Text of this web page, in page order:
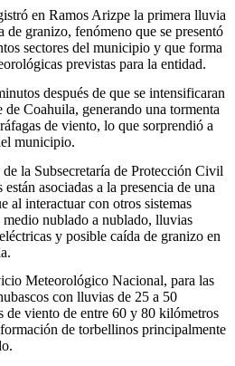
en Ramos Arizpe la primera lluvia
de granizo, fenómeno que se presentó
sectores del municipio y que forma
previstas para la entidad.
después de que se intensificaran
de Coahuila, generando una tormenta
de viento, lo que sorprendió a
municipio.
la Subsecretaría de Protección Civil
asociadas a la presencia de una
al interactuar con otros sistemas
nublado a nublado, lluvias
y posible caída de granizo en
Meteorológico Nacional, para las
con lluvias de 25 a 50
de viento de entre 60 y 80 kilómetros
de torbellinos principalmente